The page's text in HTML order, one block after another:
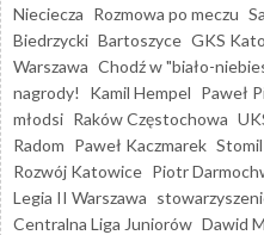
Nieciecza Rozmowa po meczu
Biedrzycki Bartoszyce GKS
Warszawa Chodź w "biało-
nagrody!
Kamil Hempel Paweł
młodsi Raków Częstochowa
Radom Paweł Kaczmarek
Rozwój Katowice Piotr
Legia II Warszawa
Centralna Liga Juniorów Dawid